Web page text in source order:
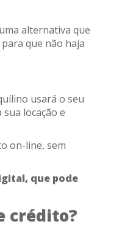
alternativa que
que não haja
usará o seu
locação e
on-line, sem
que pode
crédito?